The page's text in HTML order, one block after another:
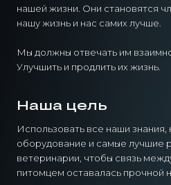
нашей жизни. Они становятся
нашу жизнь и нас самих лучше.
Мы должны отвечать им
Улучшить и продлить их жизнь.
Наша цель
Использовать все наши
оборудование и самые лучшие
ветеринарии, чтобы связь
питомцем оставалась прочной